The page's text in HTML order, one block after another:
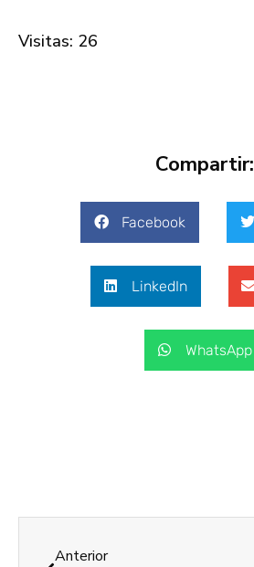
Visitas: 26
Compartir:
Facebook
LinkedIn
WhatsApp
Anterior